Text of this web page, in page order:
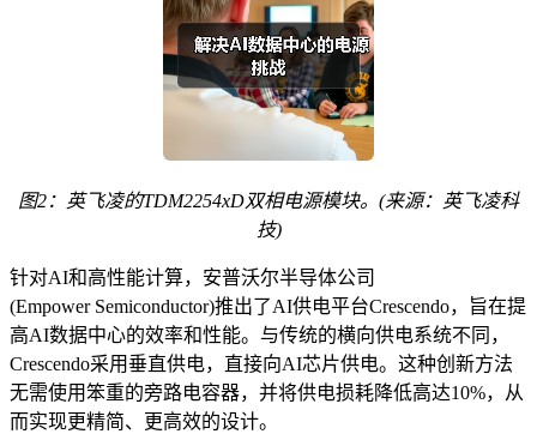
图2：英飞凌的TDM2254xD双相电源模块。 (来源：英飞凌科
技)
针对AI和高性能计算，安普沃尔半导体公司
(Empower Semiconductor)推出了AI供电平台Crescendo，旨在提
高AI数据中心的效率和性能。与传统的横向供电系统不同，
Crescendo采用垂直供电，直接向AI芯片供电。这种创新方法
无需使用笨重的旁路电容器，并将供电损耗降低高达10%，从
而实现更精简、更高效的设计。